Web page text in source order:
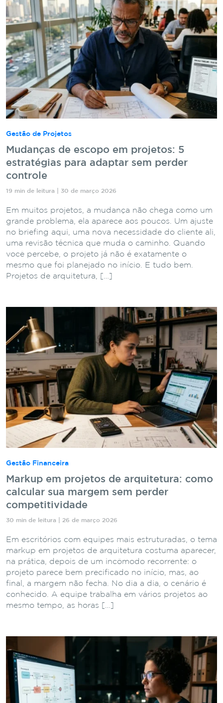
Gestão de Projetos
Mudanças de escopo em projetos: 5
estratégias para adaptar sem perder
controle
19 min de leitura | 30 de março 2026
Em muitos projetos, a mudança não chega como um
grande problema, ela aparece aos poucos. Um ajuste
no briefing aqui, uma nova necessidade do cliente ali,
uma revisão técnica que muda o caminho. Quando
você percebe, o projeto já não é exatamente o
mesmo que foi planejado no início. E tudo bem.
Projetos de arquitetura, […]
Gestão Financeira
Markup em projetos de arquitetura: como
calcular sua margem sem perder
competitividade
30 min de leitura | 26 de março 2026
Em escritórios com equipes mais estruturadas, o tema
markup em projetos de arquitetura costuma aparecer,
na prática, depois de um incômodo recorrente: o
projeto parece bem precificado no início, mas, ao
final, a margem não fecha. No dia a dia, o cenário é
conhecido. A equipe trabalha em vários projetos ao
mesmo tempo, as horas […]